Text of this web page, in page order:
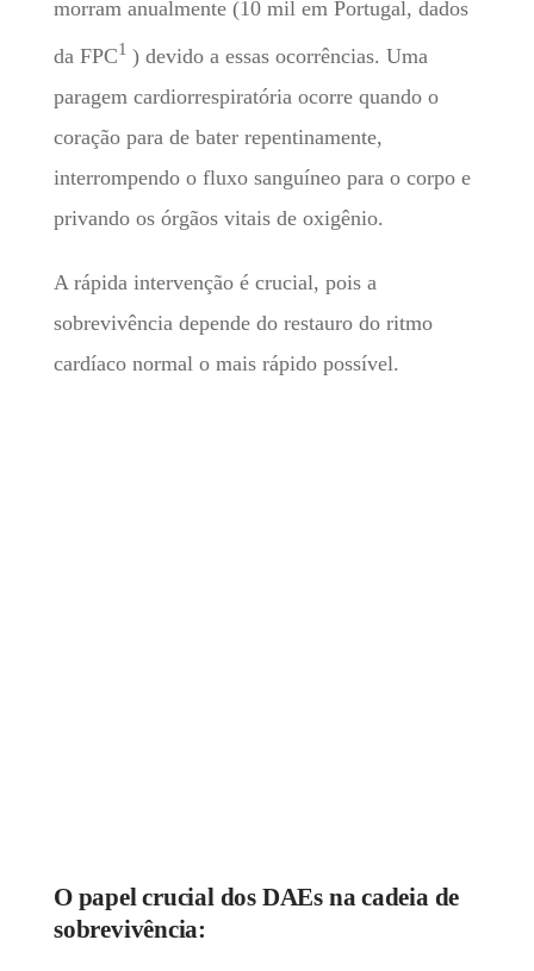
morram anualmente (10 mil em Portugal, dados
da FPC1 ) devido a essas ocorrências. Uma
paragem cardiorrespiratória ocorre quando o
coração para de bater repentinamente,
interrompendo o fluxo sanguíneo para o corpo e
privando os órgãos vitais de oxigênio.
A rápida intervenção é crucial, pois a
sobrevivência depende do restauro do ritmo
cardíaco normal o mais rápido possível.
O papel crucial dos DAEs na cadeia de
sobrevivência: